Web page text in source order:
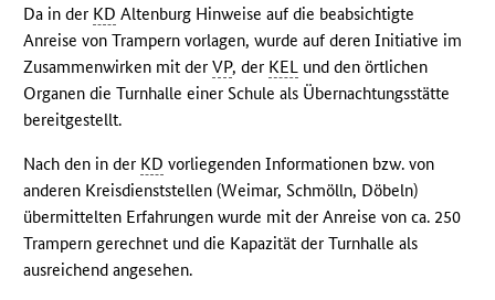
Da in der KD Altenburg Hinweise auf die beabsichtigte
Anreise von Trampern vorlagen, wurde auf deren Initiative im
Zusammenwirken mit derVP, der KEL und den örtlichen
Organen die Turnhalle einer Schule als Übernachtungsstätte
bereitgestellt.
Nach den in der KD vorliegenden Informationen bzw. von
anderen Kreisdienststellen (Weimar, Schmölln, Döbeln)
übermittelten Erfahrungen wurde mit der Anreise von ca. 250
Trampern gerechnet und die Kapazität der Turnhalle als
ausreichend angesehen.